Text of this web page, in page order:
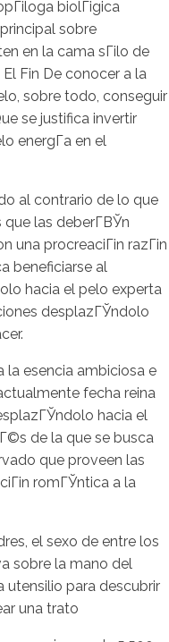
biolГіgica
sobre
en la cama sГіlo de
Fin De conocer a la
sobre todo, conseguir
se justifica invertir
energГ­a en el
al contrario de lo que
las deberГ­ВЎn
una procreaciГіn razГіn
beneficiarse al
hacia el pelo experta
desplazГЎndolo
la esencia ambiciosa e
fecha reina
hacia el
de la que se busca
que proveen las
romГЎntica a la
el sexo de entre los
sobre la mano del
utensilio para descubrir
una trato